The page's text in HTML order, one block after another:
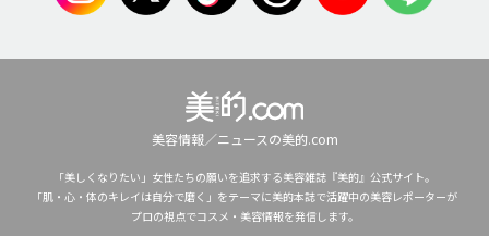
美容情報／ニュースの美的.com
「美しくなりたい」女性たちの願いを追求する美容雑誌『美的』公式サイト。
「肌・心・体のキレイは自分で磨く」をテーマに美的本誌で活躍中の美容レポーターが
プロの視点でコスメ・美容情報を発信します。